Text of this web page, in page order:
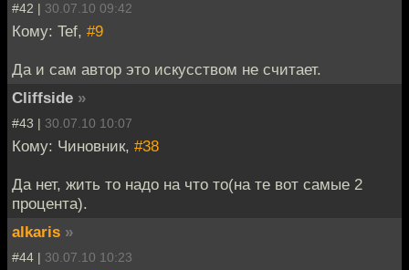
#42 | 30.07.10 09:42
Кому: Tef, #9
Да и сам автор это искусством не считает.
Cliffside »
#43 | 30.07.10 10:07
Кому: Чиновник, #38
Да нет, жить то надо на что то(на те вот самые 2
процента).
alkaris »
#44 | 30.07.10 10:23